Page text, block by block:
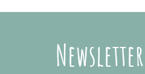
Newsletter